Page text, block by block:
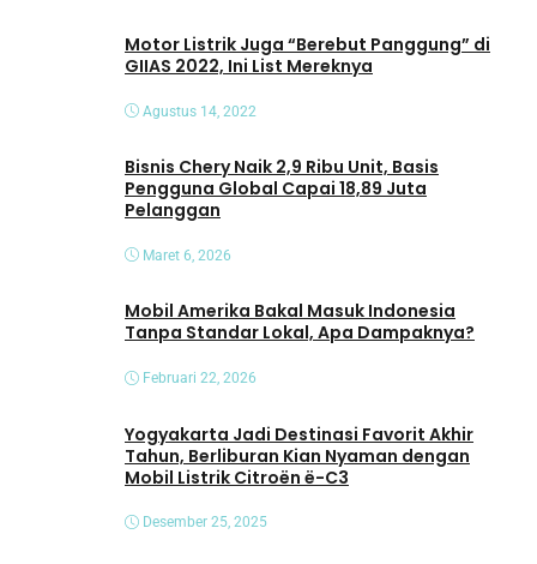
Motor Listrik Juga “Berebut Panggung” di
GIIAS 2022, Ini List Mereknya
Agustus 14, 2022
Bisnis Chery Naik 2,9 Ribu Unit, Basis
Pengguna Global Capai 18,89 Juta
Pelanggan
Maret 6, 2026
Mobil Amerika Bakal Masuk Indonesia
Tanpa Standar Lokal, Apa Dampaknya?
Februari 22, 2026
Yogyakarta Jadi Destinasi Favorit Akhir
Tahun, Berliburan Kian Nyaman dengan
Mobil Listrik Citroën ë-C3
Desember 25, 2025